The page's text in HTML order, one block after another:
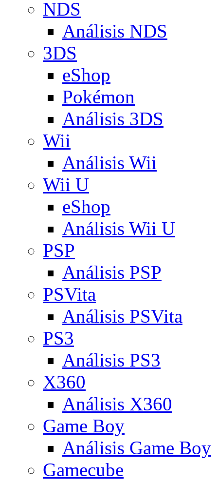
NDS
Análisis NDS
3DS
eShop
Pokémon
Análisis 3DS
Wii
Análisis Wii
Wii U
eShop
Análisis Wii U
PSP
Análisis PSP
PSVita
Análisis PSVita
PS3
Análisis PS3
X360
Análisis X360
Game Boy
Análisis Game Boy
Gamecube